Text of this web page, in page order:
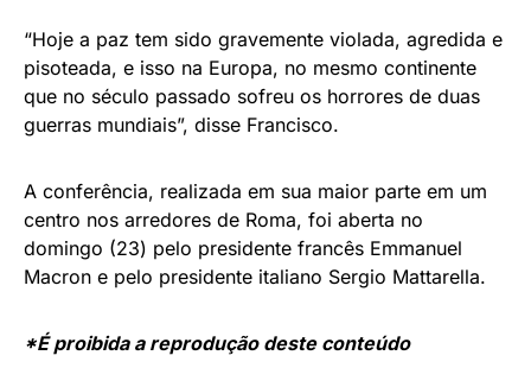
“Hoje a paz tem sido gravemente violada, agredida e
pisoteada, e isso na Europa, no mesmo continente
que no século passado sofreu os horrores de duas
guerras mundiais”, disse Francisco.
A conferência, realizada em sua maior parte em um
centro nos arredores de Roma, foi aberta no
domingo (23) pelo presidente francês Emmanuel
Macron e pelo presidente italiano Sergio Mattarella.
*É proibida a reprodução deste conteúdo